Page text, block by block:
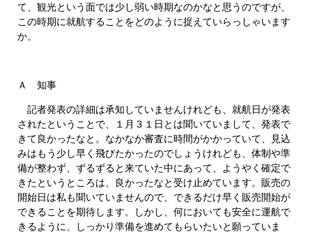
て、観光という面では少し弱い時期なのかなと思うのですが、
この時期に就航することをどのように捉えていらっしゃいます
か。
Ａ 知事
記者発表の詳細は承知していませんけれども、就航日が発表
されたということで、１月３１日とは聞いていまして、発表で
きて良かったなと。なかなか審査に時間がかかっていて、見込
みはもう少し早く飛びたかったのでしょうけれども、体制や準
備が整わず、ずるずると来ていた中にあって、ようやく確定で
きたというところは、良かったなと受け止めています。販売の
開始日は私も聞いていませんので、できるだけ早く販売開始が
できることを期待します。しかし、何においても安全に運航で
きるように、しっかり準備を進めてもらいたいと願っていま